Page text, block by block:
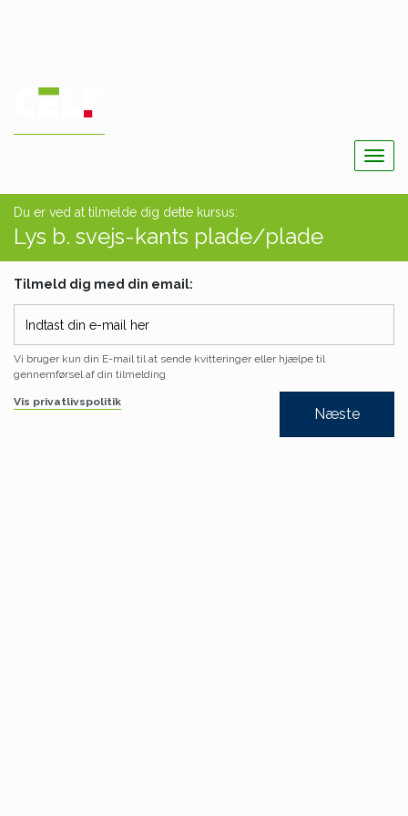
Du er ved at tilmelde dig dette kursus:
Lys b. svejs-kants plade/plade
Tilmeld dig med din email:
Vi bruger kun din E-mail til at sende kvitteringer eller hjælpe til
gennemførsel af din tilmelding
Vis privatlivspolitik